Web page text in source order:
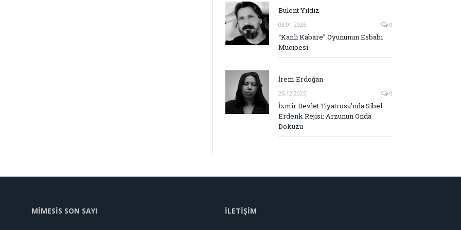
Bülent Yıldız
03.01.2026 0
“Kanlı Kabare” Oyununun Esbabı
Mucibesi
İrem Erdoğan
25.12.2025 0
İzmir Devlet Tiyatrosu’nda Sibel
Erdenk Rejisi: Arzunun Onda
Dokuzu
MİMESİS SON SAYI İLETİŞİM